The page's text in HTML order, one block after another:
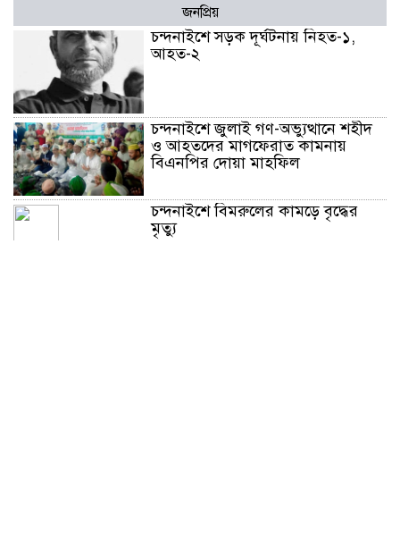
জনপ্রিয়
চন্দনাইশে সড়ক দূর্ঘটনায় নিহত-১,
আহত-২
চন্দনাইশে জুলাই গণ-অভ্যুত্থানে শহীদ
ও আহতদের মাগফেরাত কামনায়
বিএনপির দোয়া মাহফিল
চন্দনাইশে বিমরুলের কামড়ে বৃদ্ধের
মৃত্যু